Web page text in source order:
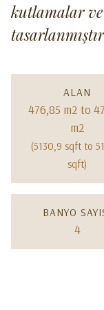
kutlamalar
476,85 m2 to
m2
(5130,9 sqft to
sqft)
ALAN
4
BANYO